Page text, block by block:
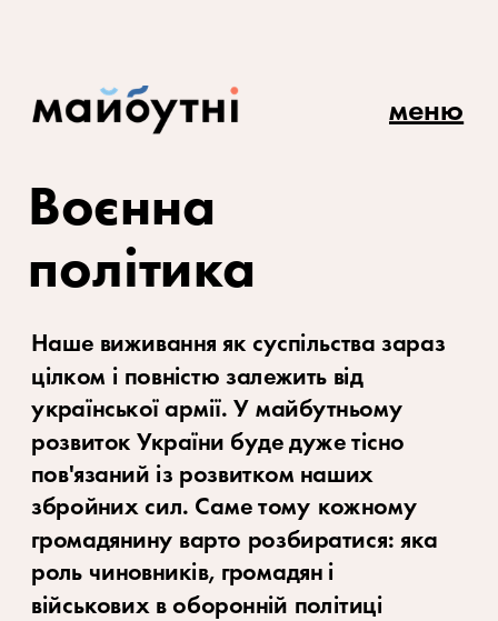
меню
Воєнна
політика
Наше виживання як суспільства зараз
цілком і повністю залежить від
української армії. У майбутньому
розвиток України буде дуже тісно
пов'язаний із розвитком наших
збройних сил. Саме тому кожному
громадянину варто розбиратися: яка
роль чиновників, громадян і
військових в оборонній політиці